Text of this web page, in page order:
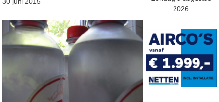
30 juni 2015
2026